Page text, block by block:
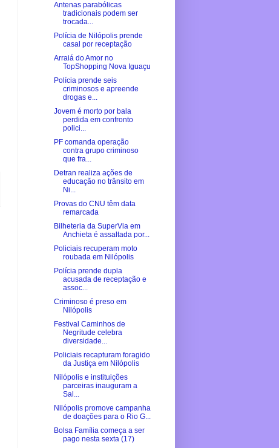
Antenas parabólicas
tradicionais podem ser
trocada...
Polícia de Nilópolis prende
casal por receptação
Arraiá do Amor no
TopShopping Nova Iguaçu
Polícia prende seis
criminosos e apreende
drogas e...
Jovem é morto por bala
perdida em confronto
polici...
PF comanda operação
contra grupo criminoso
que fra...
Detran realiza ações de
educação no trânsito em
Ni...
Provas do CNU têm data
remarcada
Bilheteria da SuperVia em
Anchieta é assaltada por...
Policiais recuperam moto
roubada em Nilópolis
Polícia prende dupla
acusada de receptação e
assoc...
Criminoso é preso em
Nilópolis
Festival Caminhos de
Negritude celebra
diversidade...
Policiais recapturam foragido
da Justiça em Nilópolis
Nilópolis e instituições
parceiras inauguram a
Sal...
Nilópolis promove campanha
de doações para o Rio G...
Bolsa Família começa a ser
pago nesta sexta (17)